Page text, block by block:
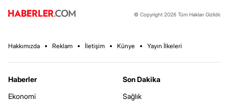
© Copyright 2026 Tüm Hakları Gizlidir.
Hakkımızda Reklam İletişim Künye Yayın İlkeleri
Haberler
Ekonomi
Son Dakika
Sağlık